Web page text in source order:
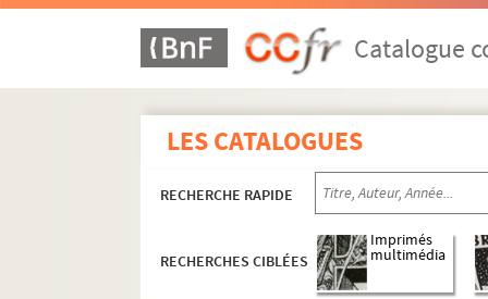
Catalogue
LES CATALOGUES
RECHERCHE RAPIDE
RECHERCHES CIBLÉES
Imprimés
multimédia